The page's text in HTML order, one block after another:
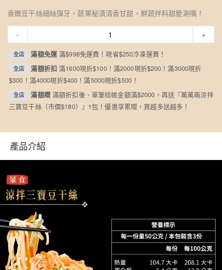
香嫩豆干絲細絲彈牙，蔬果秘漬清香甘甜，鮮蔬拌料甜脆涮嘴！
- +
全店 滿額免運滿$998免運費！現省$250冷凍運費！
全店 滿額折扣滿1600現折$100！滿2000現折$200！滿3000現折
$300！滿4000現折$400！滿5000現折$500！
全店 滿額贈 滿額折扣後、單筆結帳金額滿$2000，再送『萬萬兩涼拌
三寶豆干絲（市價$180）』1包！優惠享累贈，買越多送越多！
產品介紹